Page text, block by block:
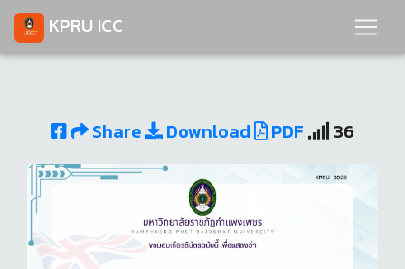
KPRU ICC
Share Download PDF 36